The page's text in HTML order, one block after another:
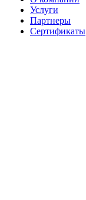
Услуги
Партнеры
Сертификаты